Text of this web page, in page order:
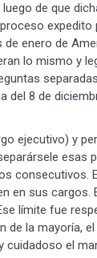
de que
enero de
lo mismo y
del 8 de
ejecutivo) y
esas
consecutivos.
en sus cargos.
límite fue
de la mayoría,
el